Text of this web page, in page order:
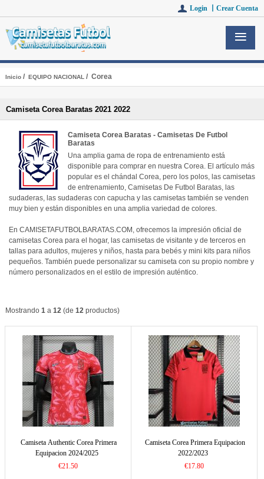
Login 丨 Crear Cuenta
Inicio/ EQUIPO NACIONAL / Corea
Camiseta Corea Baratas 2021 2022
Camiseta Corea Baratas - Camisetas De Futbol
Baratas
Una amplia gama de ropa de entrenamiento está
disponible para comprar en nuestra Corea. El artículo más
popular es el chándal Corea, pero los polos, las camisetas
de entrenamiento, Camisetas De Futbol Baratas, las
sudaderas, las sudaderas con capucha y las camisetas también se venden
muy bien y están disponibles en una amplia variedad de colores.
En CAMISETAFUTBOLBARATAS.COM, ofrecemos la impresión oficial de
camisetas Corea para el hogar, las camisetas de visitante y de terceros en
tallas para adultos, mujeres y niños, hasta para bebés y mini kits para niños
pequeños. También puede personalizar su camiseta con su propio nombre y
número personalizados en el estilo de impresión auténtico.
Mostrando 1a 12(de 12productos)
Camiseta Authentic Corea Primera
Equipacion 2024/2025
€21.50
Camiseta Corea Primera Equipacion
2022/2023
€17.80